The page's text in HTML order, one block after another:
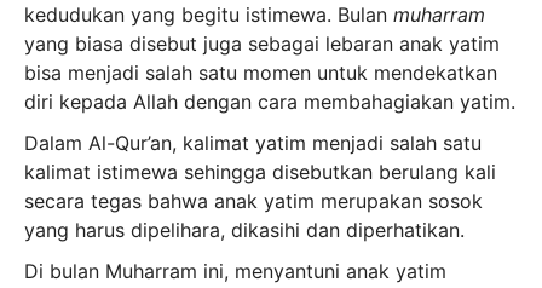
kedudukan yang begitu istimewa. Bulan muharram
yang biasa disebut juga sebagai lebaran anak yatim
bisa menjadi salah satu momen untuk mendekatkan
diri kepada Allah dengan cara membahagiakan yatim.
Dalam Al-Qur’an, kalimat yatim menjadi salah satu
kalimat istimewa sehingga disebutkan berulang kali
secara tegas bahwa anak yatim merupakan sosok
yang harus dipelihara, dikasihi dan diperhatikan.
Di bulan Muharram ini, menyantuni anak yatim